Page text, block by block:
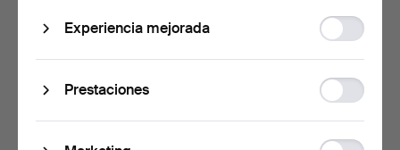
HELGE ARTELIUS. "En
kappa till Helga". Dib…
Estimación
INGA BERG. DIBUJO, tinta,
coches aparcados…
Experiencia mejorada
storage
Prestaciones
storage